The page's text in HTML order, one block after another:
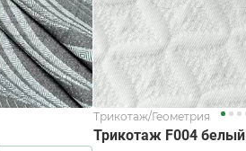
Трикотаж/Геометрия
Трикотаж F004 белый